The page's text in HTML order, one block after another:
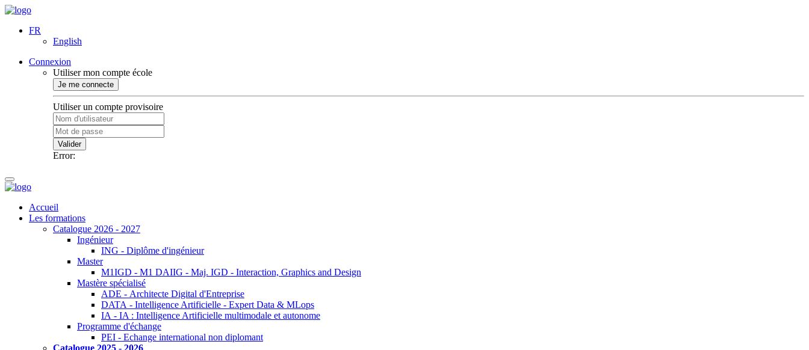
FR
English
Connexion
Utiliser mon compte école
Je me connecte
Utiliser un compte provisoire
Valider
Error:
Accueil
Les formations
Catalogue 2026 - 2027
Ingénieur
ING - Diplôme d'ingénieur
Master
M1IGD - M1 DAIIG - Maj. IGD - Interaction, Graphics and Design
Mastère spécialisé
ADE - Architecte Digital d'Entreprise
DATA - Intelligence Artificielle - Expert Data & MLops
IA - IA : Intelligence Artificielle multimodale et autonome
Programme d'échange
PEI - Echange international non diplomant
Catalogue 2025 - 2026